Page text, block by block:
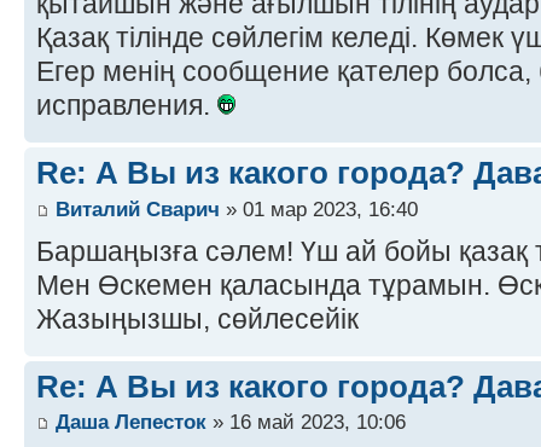
Қазақ тілінде сөйлегім келеді. Көмек
Егер менің сообщение қателер болса,
исправления.
Re: А Вы из какого города?
Виталий Сварич » 01 мар 2023, 16:40
Баршаңызға сәлем! Үш ай бойы қазақ
Мен Өскемен қаласында тұрамын.
Жазыңызшы, сөйлесейік
Re: А Вы из какого города?
Даша Лепесток » 16 май 2023, 10:06